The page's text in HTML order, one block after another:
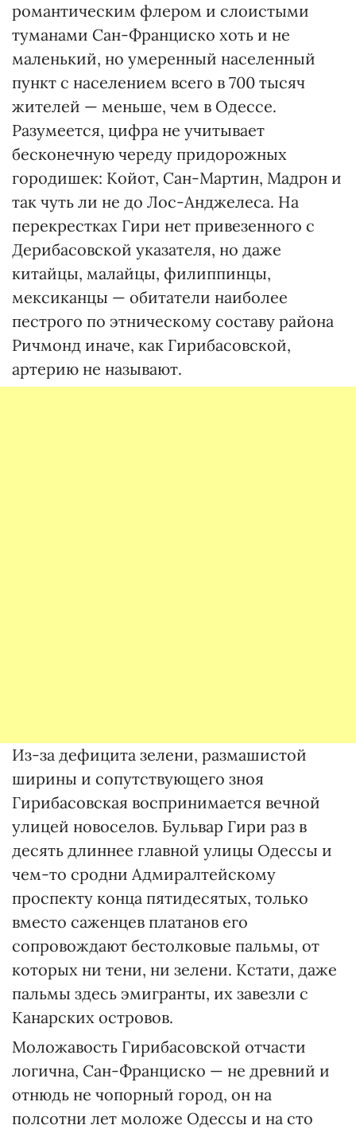
романтическим флером и слоистыми
туманами Сан-Франциско хоть и не
маленький, но умеренный населенный
пункт с населением всего в 700 тысяч
жителей — меньше, чем в Одессе.
Разумеется, цифра не учитывает
бесконечную череду придорожных
городишек: Койот, Сан-Мартин, Мадрон и
так чуть ли не до Лос-Анджелеса. На
перекрестках Гири нет привезенного с
Дерибасовской указателя, но даже
китайцы, малайцы, филиппинцы,
мексиканцы — обитатели наи­более
пестрого по этническому составу района
Ричмонд иначе, как Гири­басовской,
артерию не называют.
Из-за дефицита зелени, размашистой
ширины и сопутствующего зноя
Гирибасовская воспринимается вечной
улицей новоселов. Бульвар Гири раз в
десять длиннее главной улицы Одессы и
чем-то сродни Адмиралтейскому
проспекту конца пятидесятых, только
вместо саженцев платанов его
сопровождают бестолковые пальмы, от
которых ни тени, ни зелени. Кстати, даже
пальмы здесь эмигранты, их завезли с
Канарских островов.
Моложавость Гирибасовской отчасти
логична, Сан-Франциско — не древний и
отнюдь не чопорный город, он на
полсотни лет моложе Одессы и на сто